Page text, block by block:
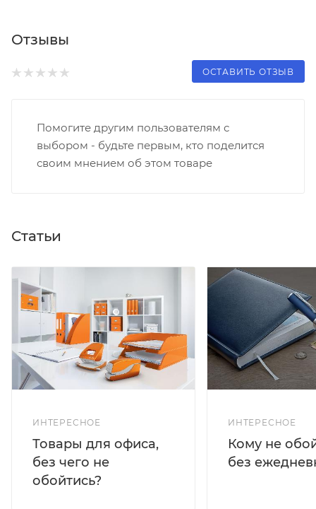
Отзывы
ОСТАВИТЬ ОТЗЫВ
Помогите другим пользователям с
выбором - будьте первым, кто поделится
своим мнением об этом товаре
Статьи
ИНТЕРЕСНОЕ
Товары для офиса,
без чего не
обойтись?
ИНТЕРЕСНОЕ
Кому не
без